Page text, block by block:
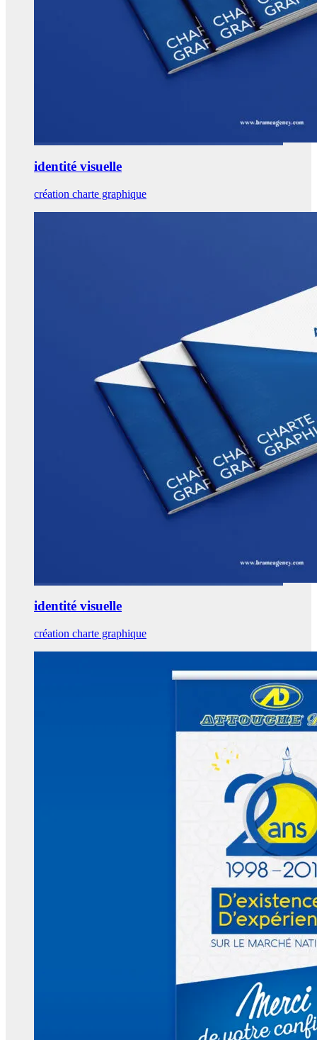
identité visuelle
création charte graphique
identité visuelle
création charte graphique